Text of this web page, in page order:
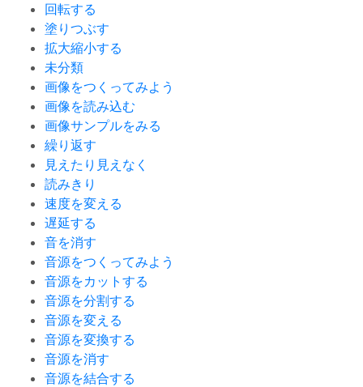
回転する
塗りつぶす
拡大縮小する
未分類
画像をつくってみよう
画像を読み込む
画像サンプルをみる
繰り返す
見えたり見えなく
読みきり
速度を変える
遅延する
音を消す
音源をつくってみよう
音源をカットする
音源を分割する
音源を変える
音源を変換する
音源を消す
音源を結合する